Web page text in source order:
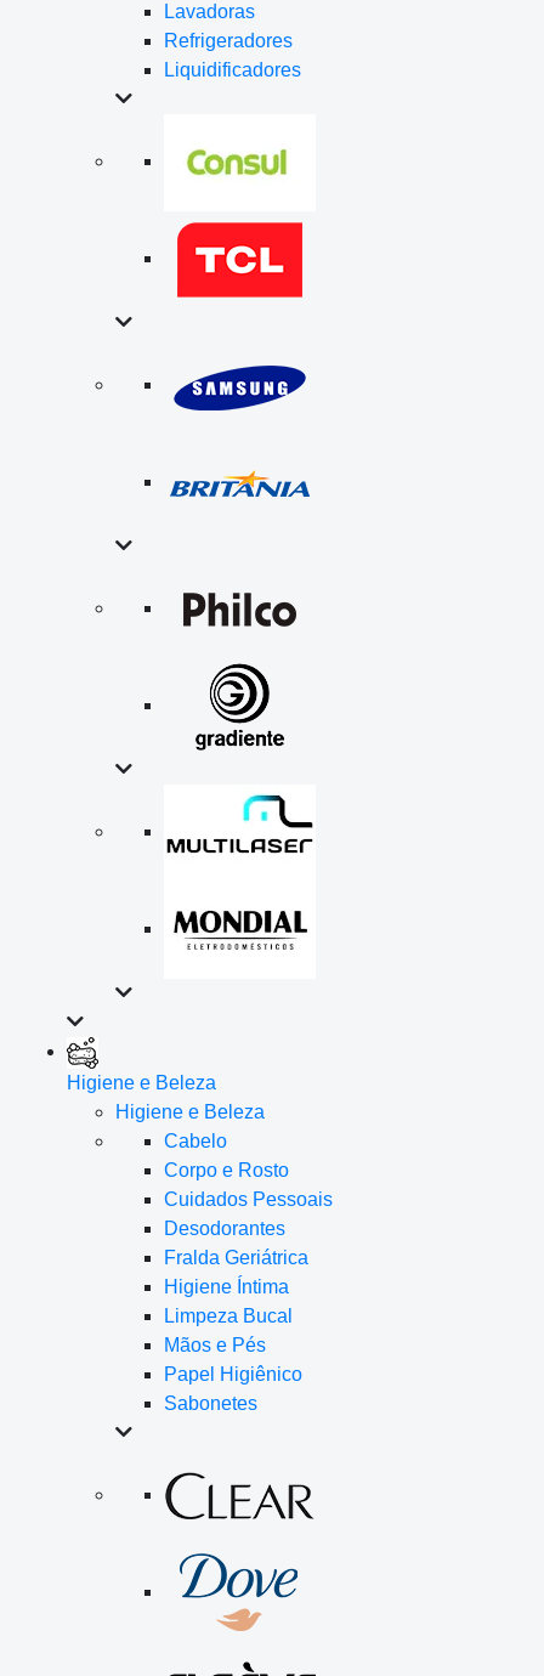
Lavadoras
Refrigeradores
Liquidificadores
Higiene e Beleza
Higiene e Beleza
Cabelo
Corpo e Rosto
Cuidados Pessoais
Desodorantes
Fralda Geriátrica
Higiene Íntima
Limpeza Bucal
Mãos e Pés
Papel Higiênico
Sabonetes